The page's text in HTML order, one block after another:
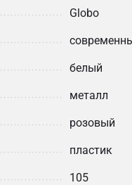
Globo
белый
металл
розовый
пластик
105